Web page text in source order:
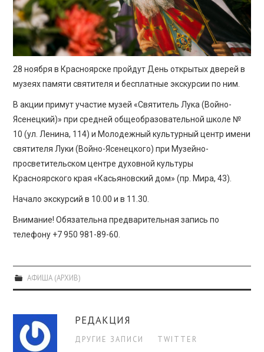
28 ноября в Красноярске пройдут День открытых дверей в
музеях памяти святителя и бесплатные экскурсии по ним.
В акции примут участие музей «Святитель Лука (Войно-
Ясенецкий)» при средней общеобразовательной школе №
10 (ул. Ленина, 114) и Молодежный культурный центр имени
святителя Луки (Войно-Ясенецкого) при Музейно-
просветительском центре духовной культуры
Красноярского края «Касьяновский дом» (пр. Мира, 43).
Начало экскурсий в 10.00 и в 11.30.
Внимание! Обязательна предварительная запись по
телефону +7 950 981-89-60.
АФИША (АРХИВ)
РЕДАКЦИЯ
ДРУГИЕ ЗАПИСИ TWITTER